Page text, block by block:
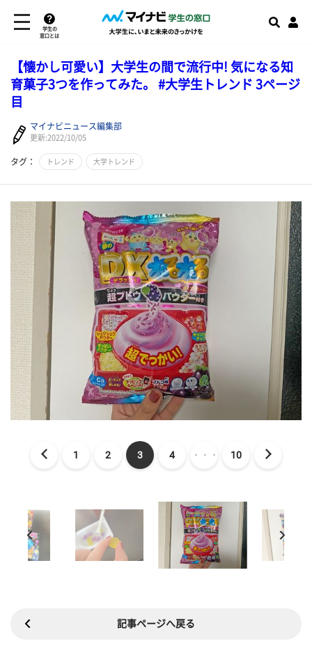
学生の
窓口とは
【懐かし可愛い】大学生の間で流行中! 気になる知
育菓子3つを作ってみた。 #大学生トレンド 3ページ
目
マイナビニュース編集部
更新:2022/10/05
タグ： トレンド 大学トレンド
1 2 3 4 ・・・ 10
記事ページへ戻る